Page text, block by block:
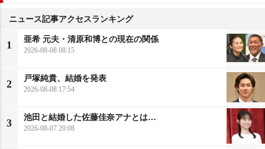
ニュース記事アクセスランキング
1
亜希 元夫・清原和博との現在の関係
2026-08-08 08:15
2
戸塚純貴、結婚を発表
2026-08-08 17:54
3
池田と結婚した佐藤佳奈アナとは…
2026-08-07 20:08